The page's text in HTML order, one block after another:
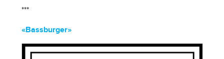
***
«Bassburger»